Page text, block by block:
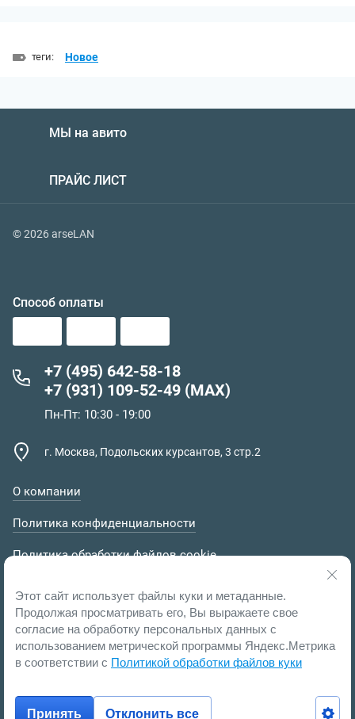
теги: Новое
МЫ на авито
ПРАЙС ЛИСТ
© 2026 arseLAN
Способ оплаты
+7 (495) 642-58-18
+7 (931) 109-52-49 (MAX)
Пн-Пт: 10:30 - 19:00
г. Москва, Подольских курсантов, 3 стр.2
О компании
Политика конфиденциальности
Политика обработки файлов cookie
Этот сайт использует файлы куки и метаданные.
Продолжая просматривать его, Вы выражаете свое
согласие на обработку персональных данных с
использованием метрической программы Яндекс.Метрика
в соответствии с Политикой обработки файлов куки
Принять Отклонить все